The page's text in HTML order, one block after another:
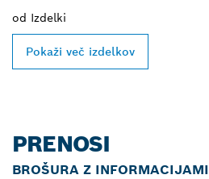
od Izdelki
Pokaži več izdelkov
PRENOSI
BROŠURA Z